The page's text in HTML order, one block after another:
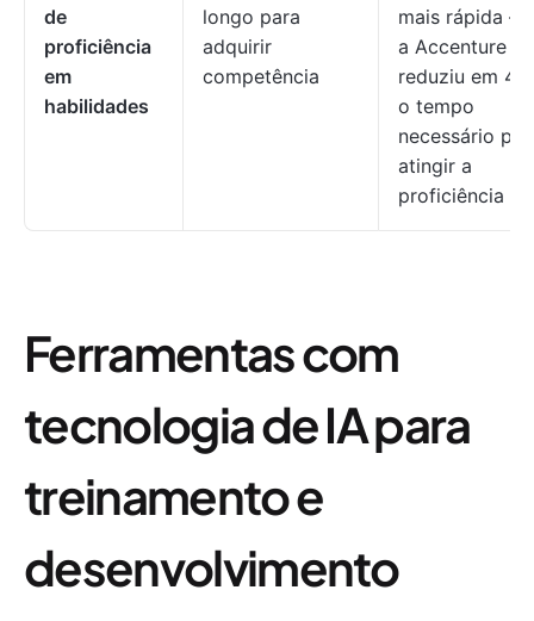
de
proficiência
em
habilidades
longo para
adquirir
competência
mais rápida —
a Accenture
reduziu em
o tempo
necessário
atingir a
proficiência
Ferramentas com
tecnologia de IA para
treinamento e
desenvolvimento